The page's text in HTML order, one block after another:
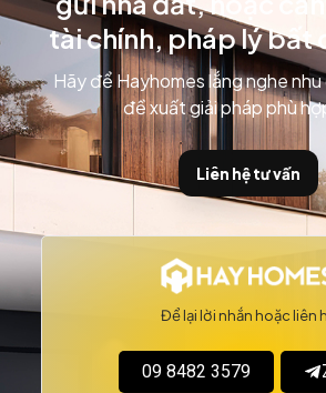
tài chính, pháp lý bất
Hãy để Hayhomes lắng nghe nhu
đề xuất giải pháp phù
Liên hệ tư vấn
Để lại lời nhắn hoặc liên
09 8482 3579